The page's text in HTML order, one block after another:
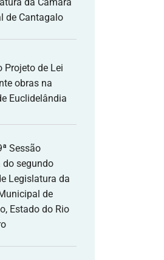
de Cantagalo
Projeto de Lei
obras na
Euclidelândia
Sessão
do segundo
Legislatura da
de
Estado do Rio